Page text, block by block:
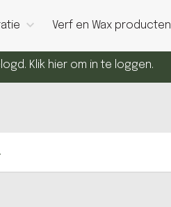
Verf en Wax producten
Klik hier om in te loggen.